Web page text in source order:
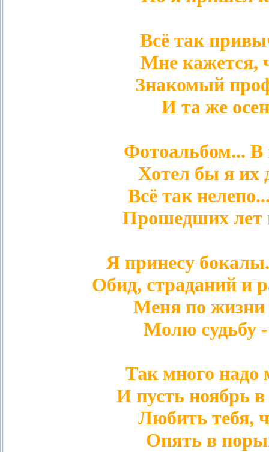
Всё так
Мне кажется,
Знакомый
И та же
Фотоальбом... В
Хотел бы я их
Всё так
Прошедших лет
Я принесу
Обид, страданий и
Меня по жизни
Молю судьбу
Так много надо
И пусть ноябрь
Любить тебя,
Опять в